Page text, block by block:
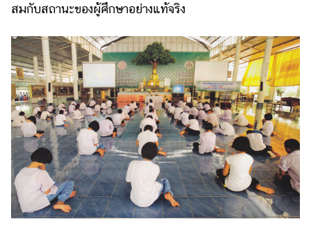
สมกับสถานะของผู้ศึกษาอย่างแท้จริง